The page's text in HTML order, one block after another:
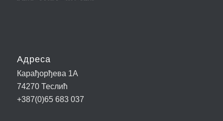
Адреса
Карађорђева 1А
74270 Теслић
+387(0)65 683 037